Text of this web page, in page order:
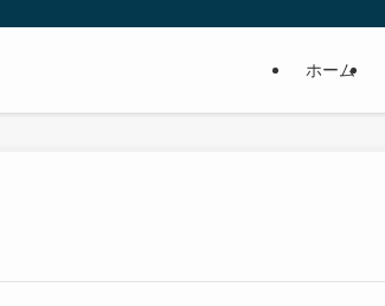
ホーム